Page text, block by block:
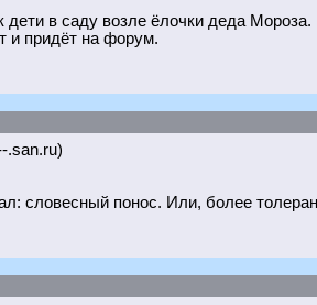
дети в саду возле ёлочки деда Мороза.
и придёт на форум.
.san.ru)
словесный понос. Или, более